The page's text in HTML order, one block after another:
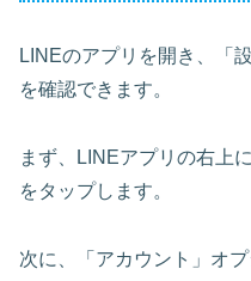
LINEのアプリを開き、「
を確認できます。
まず、LINEアプリの右上
をタップします。
次に、「アカウント」オ